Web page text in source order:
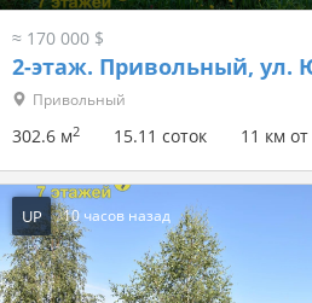
≈ 285 000 $
2-этаж. Большой
Большой Тростенец
308.9 м2 13.99 соток 2 км от
UP 10 часов назад